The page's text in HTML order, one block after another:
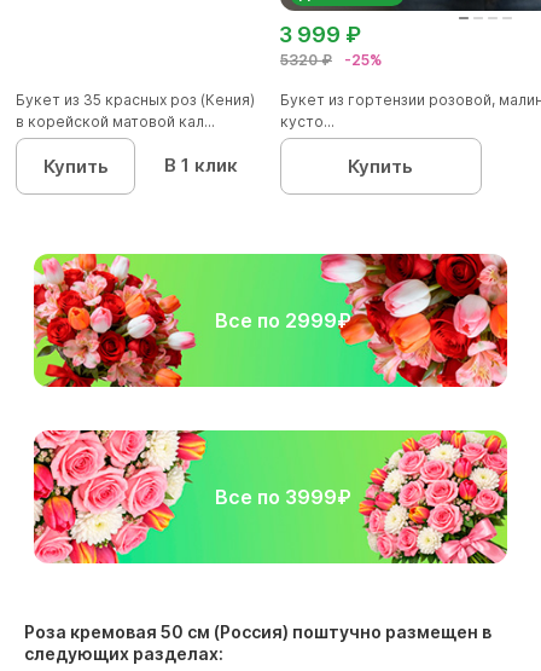
Букет из 35 красных роз (Кения)
в корейской матовой кал...
Купить В 1 клик
5320 ₽ -25%
3 999 ₽
Букет из гортензии розовой,
кусто...
Купить
Все по 2999₽
Все по 3999₽
Роза кремовая 50 см (Россия) поштучно размещен в
следующих разделах: